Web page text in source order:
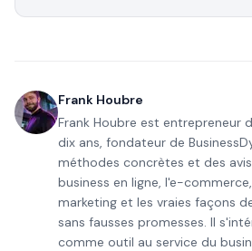
Frank Houbre
Frank Houbre est entrepreneur
dix ans, fondateur de
méthodes concrètes et des
business en ligne, l'e-
marketing et les vraies façons
sans fausses promesses. Il
comme outil au service du